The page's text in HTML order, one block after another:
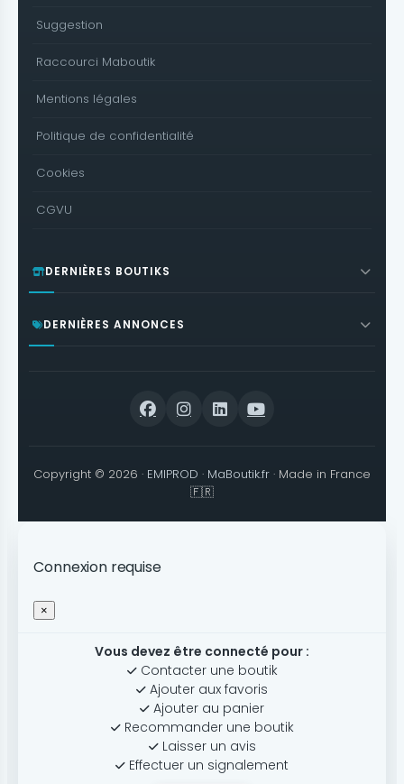
Suggestion
Raccourci Maboutik
Mentions légales
Politique de confidentialité
Cookies
CGVU
DERNIÈRES BOUTIKS
DERNIÈRES ANNONCES
Copyright © 2026 · EMIPROD · MaBoutik.fr · Made in France
🇫🇷
Connexion requise
×
Vous devez être connecté pour :
Contacter une boutik
Ajouter aux favoris
Ajouter au panier
Recommander une boutik
Laisser un avis
Effectuer un signalement